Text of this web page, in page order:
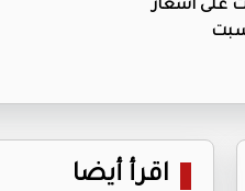
على أسعار
اقرأ أيضا